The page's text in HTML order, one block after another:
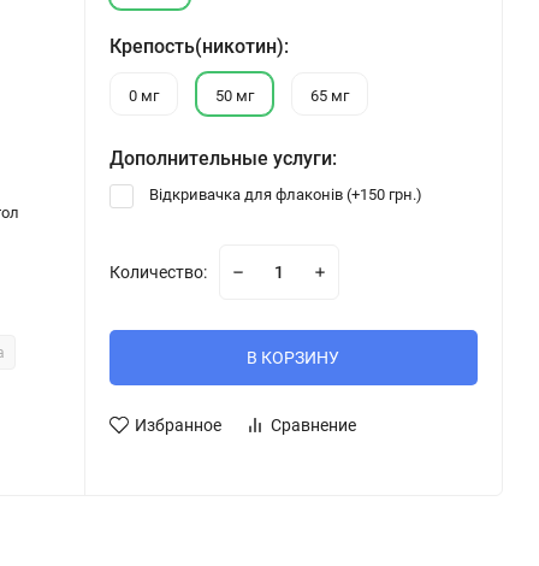
Крепость(никотин):
0 мг 50 мг 65 мг
Дополнительные услуги:
Відкривачка для флаконів (+150 грн.)
Количество:
В КОРЗИНУ
Избранное Сравнение